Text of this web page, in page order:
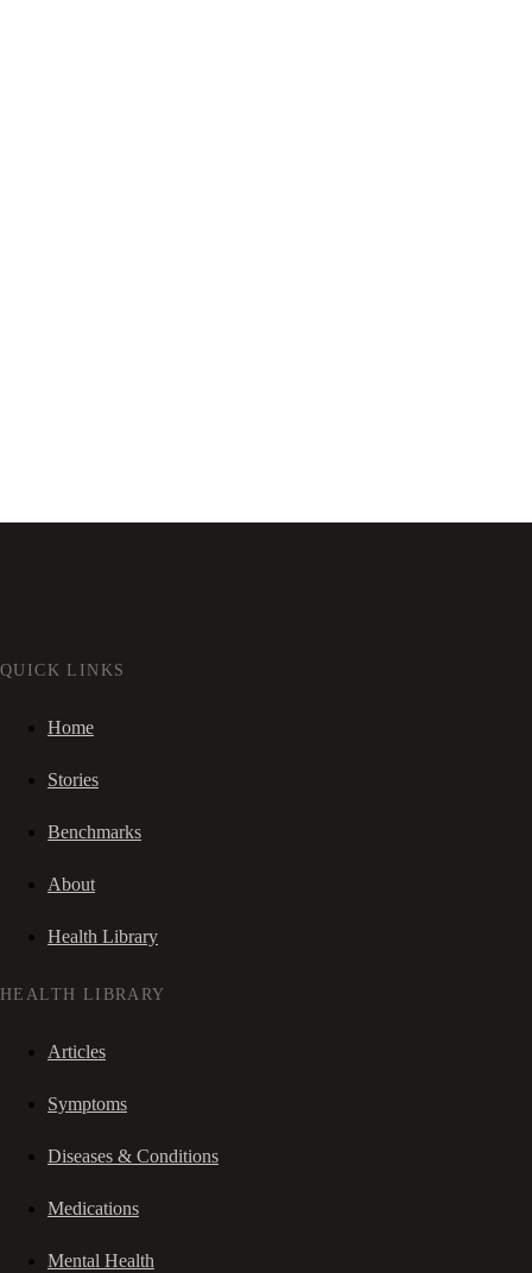
QUICK LINKS
Home
Stories
Benchmarks
About
Health Library
HEALTH LIBRARY
Articles
Symptoms
Diseases & Conditions
Medications
Mental Health